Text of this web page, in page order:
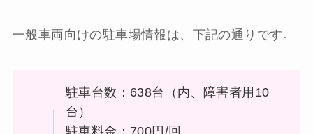
一般車両向けの駐車場情報は、下記の通りです。
駐車台数：638台（内、障害者用10
台）